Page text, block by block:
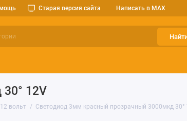
Старая версия сайта Написать в MAX
12V
вольт Светодиод 3мм красный прозрачный 3000мкд 30°